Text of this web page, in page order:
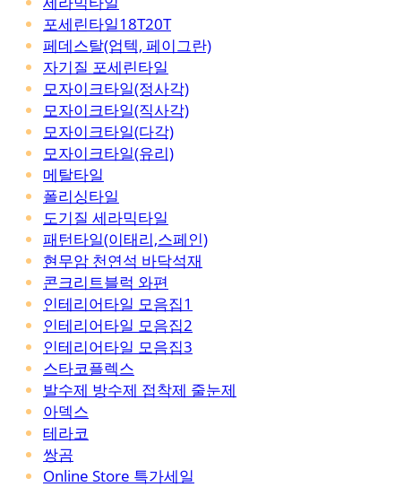
포세린타일18T20T
페데스탈(업텍, 페이그란)
자기질 포세린타일
모자이크타일(정사각)
모자이크타일(직사각)
모자이크타일(다각)
모자이크타일(유리)
메탈타일
폴리싱타일
도기질 세라믹타일
패턴타일(이태리,스페인)
현무암 천연석 바닥석재
콘크리트블럭 와편
인테리어타일 모음집1
인테리어타일 모음집2
인테리어타일 모음집3
스타코플렉스
발수제 방수제 접착제 줄눈제
아덱스
테라코
쌍곰
Online Store 특가세일